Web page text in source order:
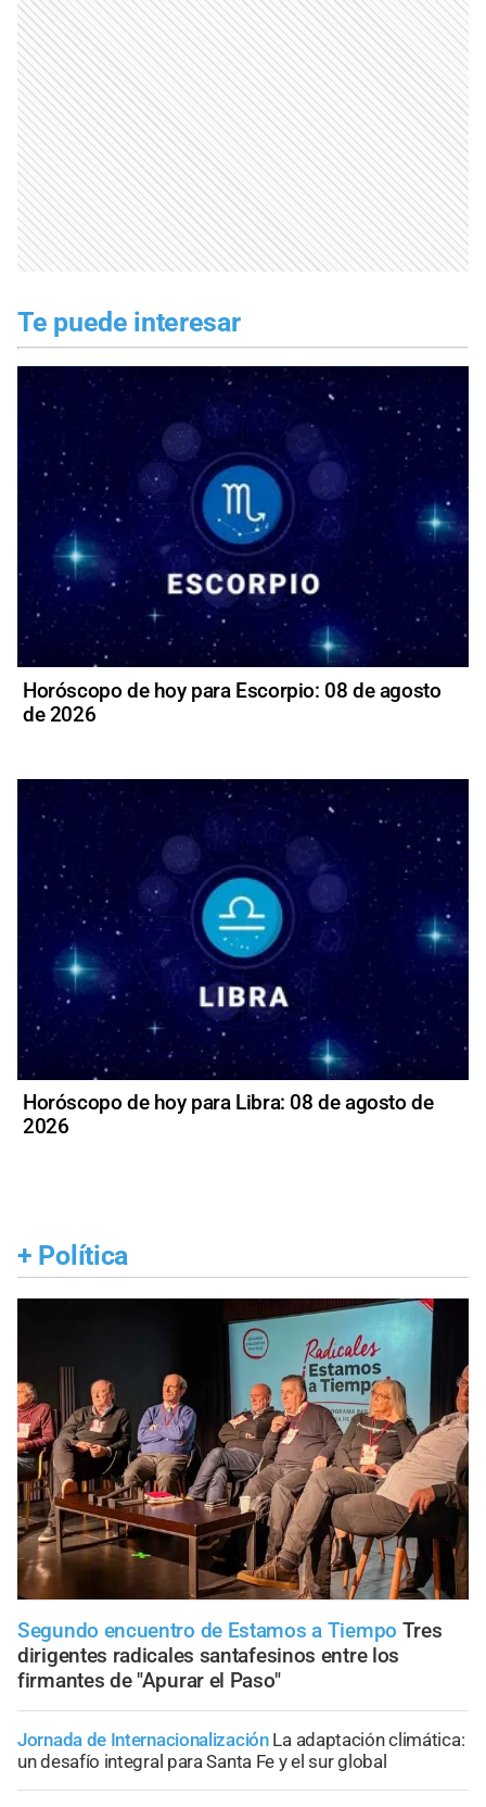
Te puede interesar
Horóscopo de hoy para Escorpio: 08 de agosto
de 2026
Horóscopo de hoy para Libra: 08 de agosto de
2026
+ Política
Segundo encuentro de Estamos a Tiempo Tres
dirigentes radicales santafesinos entre los
firmantes de "Apurar el Paso"
Jornada de Internacionalización La adaptación climática:
un desafío integral para Santa Fe y el sur global